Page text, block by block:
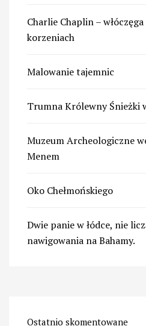
Charlie Chaplin –
korzeniach
Malowanie tajemnic
Trumna Królewny Śnieżki
Muzeum Archeologiczne
Menem
Oko Chełmońskiego
Dwie panie w łódce, nie
nawigowania na Bahamy.
Ostatnio skomentowane